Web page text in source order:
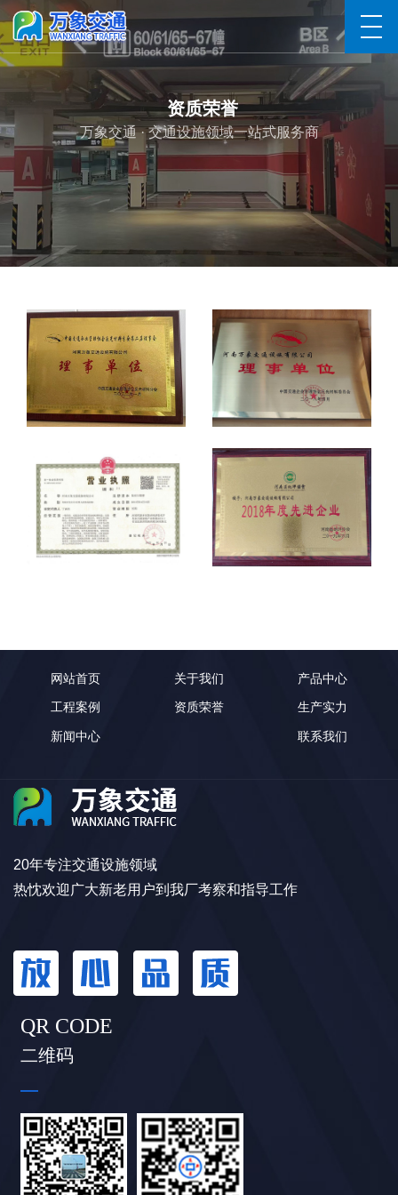
资质荣誉
万象交通 · 交通设施领域一站式服务商
网站首页 关于我们 产品中心
工程案例 资质荣誉 生产实力
新闻中心 联系我们
20年专注交通设施领域
热忱欢迎广大新老用户到我厂考察和指导工作
QR CODE
二维码